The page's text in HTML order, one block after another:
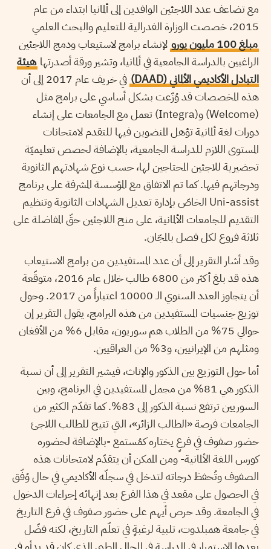
مع تضاعف عدد اللاجئين الوافدين إلى ألمانيا ابتداء من عام
2015، خصصت الوزارة الفدرالية للتعليم والبحث العلمي
مبلغ 100 مليون يورو
لإنشاء برامج لاستيعاب ودمج اللاجئين
الراغبين بالدراسة الجامعية في ألمانيا، وتشير ورقة أصدرتها هيئة
التبادل الأكاديمي الألماني (DAAD)
في خريف عام 2017 إلى أن
هذه المخصصات قد وُزّعت بشكل أساسي على برامج مثل
(Welcome) و(Integra) تعمل مع الجامعات على إنشاء
دورات لغة ألمانية تؤهل المنضوين فيها للتقدم لامتحانات
المستوى اللازم للدراسة الجامعية، بالإضافة لحصص تعليميّة
تحضيرية للاجئين المحتاجين لها، حسب نوع شهادتهم الثانوية
ودرجاتهم فيها. كما تم الاتفاق مع المؤسسة المشرفة على برنامج
Uni-assist الخاصّ بإدارة تعديل الشهادات الثانوية وتنظيم
التقديم للجامعات الألمانية، على منح اللاجئين حقّ المفاضلة على
ثلاثة فروع لكل فصل بالمجّان.
وقد أشار التقرير إلى أن عدد المستفيدين من برامج الاستيعاب
هذه قد بلغ أكثر من 6800 طالب خلال عام 2016، متوقّعة
أن يتجاوز العدد السنوي الـ 10000 اعتباراً من 2017. وحول
توزيع جنسيات المستفيدين من هذه البرامج، يقول التقرير إن
حوالي 75% من الطلاب هم سوريون، مقابل 6% من الأفغان
ومثلهم من الإيرانيين، و3% من العراقيين.
أما حول التوزيع بين الذكور والإناث، فيشير التقرير إلى أن نسبة
الذكور هي 81% من مجمل المستفيدين في البرنامج، وبين
السوريين ترتفع نسبة الذكور إلى 83%. كما تقدّم الكثير من
الجامعات فرصة «الطالب الزائر»، التي تتيح للطالب اللاجئ
حضور صفوف في فرعٍ يختاره كمُستمع -بالإضافة لحضوره
كورس اللغة الألمانية- ومن الممكن أن يتقدّم لامتحانات هذه
الصفوف وتُحفظ درجاته لتدخل في سجلّه الأكاديمي في حال وُفّق
في الحصول على مقعد في هذا الفرع بعد إنهائه إجراءات الدخول
في الجامعة. وقد حرص أيهم على حضور صفوف في فرع التاريخ
في جامعة همبلدوت، تلبية لرغبةٍ في تعلّم التاريخ، لكنه فضّل